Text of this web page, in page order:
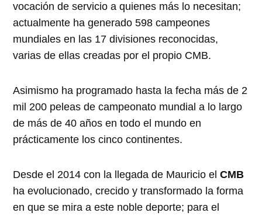
vocación de servicio a quienes más lo necesitan;
actualmente ha generado 598 campeones
mundiales en las 17 divisiones reconocidas,
varias de ellas creadas por el propio CMB.
Asimismo ha programado hasta la fecha más de 2
mil 200 peleas de campeonato mundial a lo largo
de más de 40 años en todo el mundo en
prácticamente los cinco continentes.
Desde el 2014 con la llegada de Mauricio elCMB
ha evolucionado, crecido y transformado la forma
en que se mira a este noble deporte; para el